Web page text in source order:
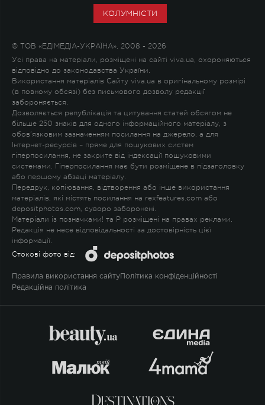
КОЛУМНІСТИ
© ТОВ «ЕДІМЕДІА-УКРАЇНА», 2008 - 2026
Усі права на матеріали, розміщені на сайті viva.ua, охороняються
відповідно до законодавства України.
Використання матеріалів Сайту viva.ua в оригінальному розмірі
(в повному обсязі) без письмового дозволу редакції
забороняється.
Дозволяється републікація та цитування статей обсягом не
більше 250 знаків для одного інформаційного матеріалу, з
обов'язковим зазначенням посилання на джерело, а для
Інтернет-ресурсів – пряме для пошукових систем
гіперпосилання, не закрите від індексації пошуковими
системами. Гіперпосилання має бути розміщене в підзаголовку
або першому абзаці матеріалу.
Передрук, копіювання, відтворення або інше використання
матеріалів, які містять посилання на rexfeatures.com або
depositphotos.com, суворо заборонені.
Матеріали із позначками! та P розміщені на правах реклами.
Редакція не несе відповідальності за достовірність цієї
інформації.
Стокові фото від:
Правила використання сайту Політика конфіденційності
Редакційна політика